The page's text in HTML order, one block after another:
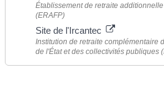
Établissement de retraite
(ERAFP)
Site de l'Ircantec
Institution de retraite complémentaire
de l'État et des collectivités publiques